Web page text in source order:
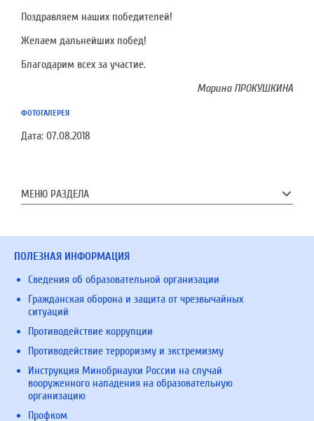
Поздравляем наших победителей!
Желаем дальнейших побед!
Благодарим всех за участие.
Марина ПРОКУШКИНА
ФОТОГАЛЕРЕЯ
Дата: 07.08.2018
МЕНЮ РАЗДЕЛА
ПОЛЕЗНАЯ ИНФОРМАЦИЯ
Сведения об образовательной организации
Гражданская оборона и защита от чрезвычайных
ситуаций
Противодействие коррупции
Противодействие терроризму и экстремизму
Инструкция Минобрнауки России на случай
вооруженного нападения на образовательную
организацию
Профком